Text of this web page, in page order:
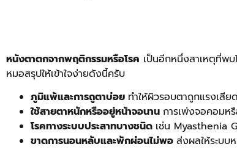
หนังตาตกจากพฤติกรรมหรือโรค เป็นอีกหนึ่งสาเหตุที่พ
หมอสรุปให้เข้าใจง่ายดังนี้ครับ
ภูมิแพ้และการถูตาบ่อย ทำให้ผิวรอบตาถูกแรงเสี
ใช้สายตาหนักหรืออยู่หน้าจอนาน การเพ่งจอคอมห
โรคทางระบบประสาทบางชนิด เช่น Myasthenia
ขาดการนอนหลับและพักผ่อนไม่พอ ส่งผลให้ระบบ